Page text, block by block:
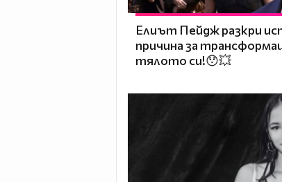
Елиът Пейдж разкри
причина за
тялото си!😯💥